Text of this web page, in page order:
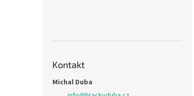
Kontakt
Michal Duba